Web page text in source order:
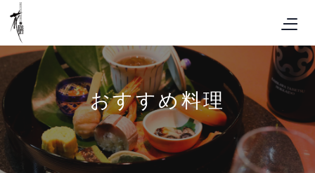
おすすめ料理